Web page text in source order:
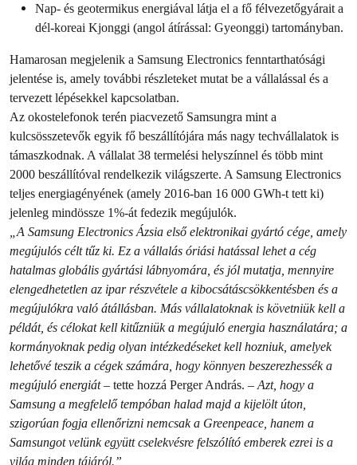
Nap- és geotermikus energiával látja el a fő félvezetőgyárait a
dél-koreai Kjonggi (angol átírással: Gyeonggi) tartományban.
Hamarosan megjelenik a Samsung Electronics fenntarthatósági
jelentése is, amely további részleteket mutat be a vállalással és a
tervezett lépésekkel kapcsolatban.
Az okostelefonok terén piacvezető Samsungra mint a
kulcsösszetevők egyik fő beszállítójára más nagy techvállalatok is
támaszkodnak. A vállalat 38 termelési helyszínnel és több mint
2000 beszállítóval rendelkezik világszerte. A Samsung Electronics
teljes energiagényének (amely 2016-ban 16 000 GWh-t tett ki)
jelenleg mindössze 1%-át fedezik megújulók.
„A Samsung Electronics Ázsia első elektronikai gyártó cége, amely
megújulós célt tűz ki. Ez a vállalás óriási hatással lehet a cég
hatalmas globális gyártási lábnyomára, és jól mutatja, mennyire
elengedhetetlen az ipar részvétele a kibocsátáscsökkentésben és a
megújulókra való átállásban. Más vállalatoknak is követniük kell a
példát, és célokat kell kitűzniük a megújuló energia használatára; a
kormányoknak pedig olyan intézkedéseket kell hozniuk, amelyek
lehetővé teszik a cégek számára, hogy könnyen beszerezhessék a
megújuló energiát– tette hozzá Perger András. – Azt, hogy a
Samsung a megfelelő tempóban halad majd a kijelölt úton,
szigorúan fogja ellenőrizni nemcsak a Greenpeace, hanem a
Samsungot velünk együtt cselekvésre felszólító emberek ezrei is a
világ minden tájáról.”